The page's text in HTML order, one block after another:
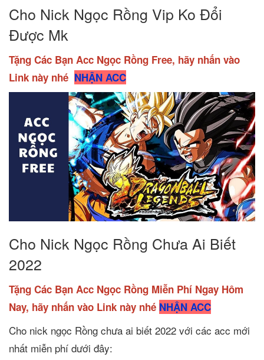
Cho Nick Ngọc Rồng Vip Ko Đổi
Được Mk
Tặng Các Bạn Acc Ngọc Rồng Free, hãy nhấn vào
Link này nhé NHẬN ACC
Cho Nick Ngọc Rồng Chưa Ai Biết
2022
Tặng Các Bạn Acc Ngọc Rồng Miễn Phí Ngay Hôm
Nay, hãy nhấn vào Link này nhé NHẬN ACC
Cho nick ngọc Rồng chưa ai biết 2022 với các acc mới
nhất miễn phí dưới đây: